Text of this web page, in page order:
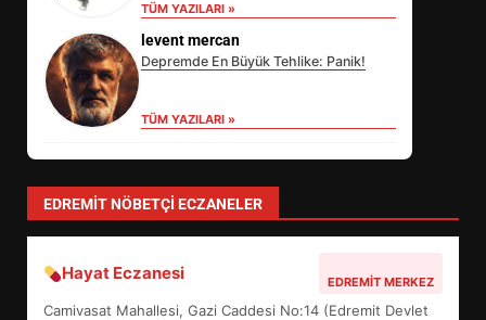
TÜM YAZILARI »
levent mercan
Depremde En Büyük Tehlike: Panik!
TÜM YAZILARI »
EDREMIT NÖBETÇI ECZANELER
Hayat Eczanesi EDREMIT MERKEZ
Camivasat Mahallesi, Gazi Caddesi No:14 (Edremit Devlet
3
SÜRDÜRÜLEBİLİRLİKTE NE
DEĞİŞECEK?
4
BALIKESİR MÜZELERİNDE SÜRE
UZATILDI: NE DEĞİŞTİ?